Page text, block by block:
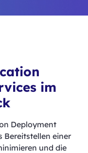
im
Deployment
Bereitstellen einer
und die